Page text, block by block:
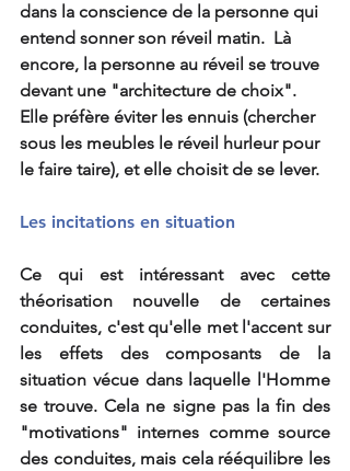
dans la conscience de la personne qui
entend sonner son réveil matin.  Là
encore, la personne au réveil se trouve
devant une "architecture de choix".
Elle préfère éviter les ennuis (chercher
sous les meubles le réveil hurleur pour
le faire taire), et elle choisit de se lever.
Les incitations en situation
Ce qui est intéressant avec cette
théorisation nouvelle de certaines
conduites, c'est qu'elle met l'accent sur
les effets des composants de la
situation vécue dans laquelle l'Homme
se trouve. Cela ne signe pas la fin des
"motivations" internes comme source
des conduites, mais cela rééquilibre les